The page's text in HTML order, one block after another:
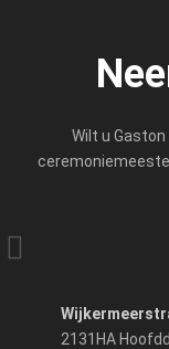
Wilt u
2131HA